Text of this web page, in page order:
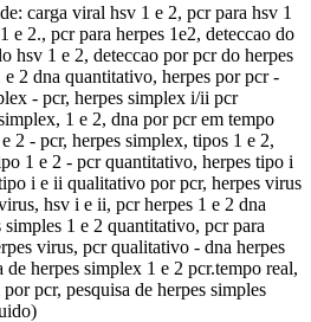
carga viral hsv 1 e 2, pcr para hsv 1
e 2., pcr para herpes 1e2, deteccao do
hsv 1 e 2, deteccao por pcr do herpes
2 dna quantitativo, herpes por pcr -
- pcr, herpes simplex i/ii pcr
1 e 2, dna por pcr em tempo
2 - pcr, herpes simplex, tipos 1 e 2,
1 e 2 - pcr quantitativo, herpes tipo i
i e ii qualitativo por pcr, herpes virus
hsv i e ii, pcr herpes 1 e 2 dna
1 e 2 quantitativo, pcr para
virus, pcr qualitativo - dna herpes
herpes simplex 1 e 2 pcr.tempo real,
pcr, pesquisa de herpes simples